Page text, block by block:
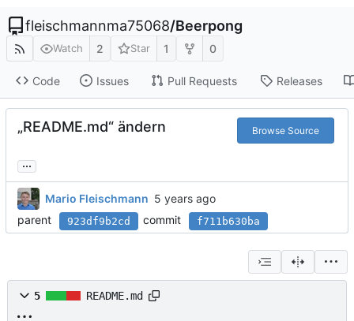
fleischmannma75068/Beerpong
Watch 2 Star 1 0
Code Issues Pull Requests Releases
„README.md“ ändern Browse Source
...
Mario Fleischmann
parent
923df9b2cd commit f711b630ba
5 README.md